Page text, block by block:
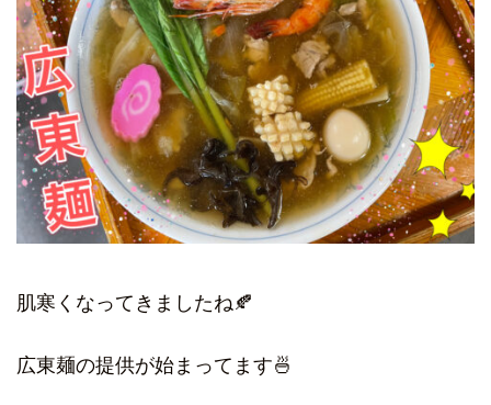
肌寒くなってきましたね🍂
広東麺の提供が始まってます🍜